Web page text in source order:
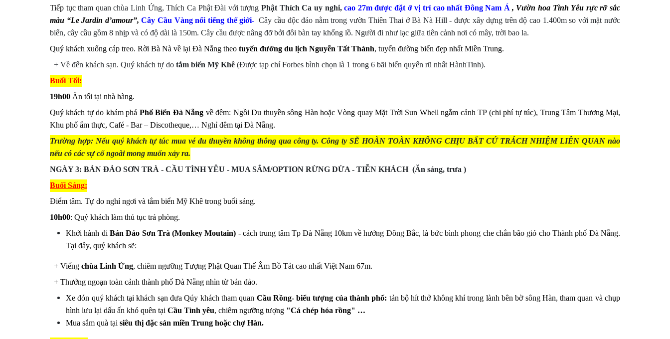
Tiếp tụctham quan chùa Linh Ứng, Thích Ca Phật Đài với tượngPhật Thích Ca uy nghi,cao 27m được đặt ở vị trí cao nhất Đông Nam Á , Vườn hoa Tình Yêu rực rỡ sắc
màu “Le Jardin d’amour”,Cây Cầu Vàng nổi tiếng thế giới- Cây cầu độc đáo nằm trong vườn Thiên Thai ở Bà Nà Hill - được xây dựng trên độ cao 1.400m so với mặt nước
biển, cây cầu gồm 8 nhịp và có độ dài là 150m. Cây cầu được nâng đỡ bởi đôi bàn tay khổng lồ. Người đi như lạc giữa tiên cảnh nơi có mây, trời bao la.
Quý khách xuống cáp treo. Rời Bà Nà về lại Đà Nẵng theo tuyến đường du lịch Nguyễn Tất Thành, tuyến đường biển đẹp nhất Miền Trung.
+ Về đến khách sạn. Quý khách tự do tắm biển Mỹ Khê (Được tạp chí Forbes bình chọn là 1 trong 6 bãi biển quyến rũ nhất HànhTinh).
Buổi Tối:
19h00 Ăn tối tại nhà hàng.
Quý khách tự do khám phá Phố Biển Đà Nẵng về đêm: Ngồi Du thuyền sông Hàn hoặc Vòng quay Mặt Trời Sun Whell ngắm cảnh TP (chi phí tự túc), Trung Tâm Thương Mại,
Khu phố ẩm thực, Café - Bar – Discotheque,… Nghỉ đêm tại Đà Nẵng.
Trường hợp: Nếu quý khách tự túc mua vé du thuyền không thông qua công ty. Công ty SẼ HOÀN TOÀN KHÔNG CHỊU BẤT CỨ TRÁCH NHIỆM LIÊN QUAN nào
nếu có các sự cố ngoài mong muốn xảy ra.
NGÀY3: BÁN ĐẢO SƠN TRÀ - CẦU TÌNH YÊU - MUA SẮM/OPTION RỪNG DỪA - TIỄN KHÁCH (Ăn sáng, trưa )
Buổi Sáng:
Điểm tâm. Tự do nghỉ ngơi và tắm biển Mỹ Khê trong buổi sáng.
10h00: Quý khách làm thủ tục trả phòng.
Khởi hành đi Bán Đảo Sơn Trà (Monkey Moutain) - cách trung tâm Tp Đà Nẵng 10km về hướng Đông Bắc, là bức bình phong che chắn bão gió cho Thành phố Đà Nẵng.
Tại đây, quý khách sẽ:
+ Viếng chùa Linh Ứng, chiêm ngưỡng Tượng Phật Quan Thế Âm Bồ Tát cao nhất Việt Nam 67m.
+ Thưởng ngoạn toàn cảnh thành phố Đà Nẵng nhìn từ bán đảo.
Xe đón quý khách tại khách sạn đưa Qúy khách tham quan Cầu Rồng- biểu tượng của thành phố: tản bộ hít thở không khí trong lành bên bờ sông Hàn, tham quan và chụp
hình lưu lại dấu ấn khó quên tại Cầu Tình yêu, chiêm ngưỡng tượng "Cá chép hóa rồng" …
Mua sắm quà tại siêu thị đặc sản miền Trung hoặc chợ Hàn.